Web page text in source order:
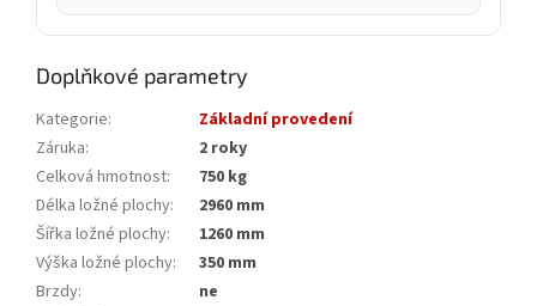
Doplňkové parametry
Kategorie:
Základní provedení
Záruka:
2 roky
Celková hmotnost:
750 kg
Délka ložné plochy:
2960 mm
Šířka ložné plochy:
1260 mm
Výška ložné plochy:
350 mm
Brzdy:
ne